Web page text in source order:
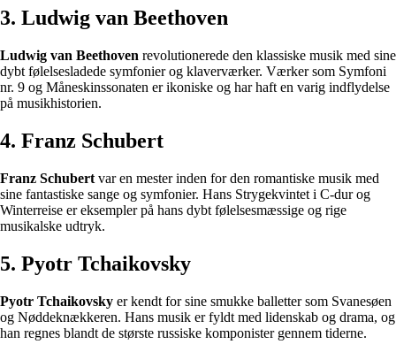
3. Ludwig van Beethoven
Ludwig van Beethoven revolutionerede den klassiske musik med sine
dybt følelsesladede symfonier og klaverværker. Værker som Symfoni
nr. 9 og Måneskinssonaten er ikoniske og har haft en varig indflydelse
på musikhistorien.
4. Franz Schubert
Franz Schubert var en mester inden for den romantiske musik med
sine fantastiske sange og symfonier. Hans Strygekvintet i C-dur og
Winterreise er eksempler på hans dybt følelsesmæssige og rige
musikalske udtryk.
5. Pyotr Tchaikovsky
Pyotr Tchaikovsky er kendt for sine smukke balletter som Svanesøen
og Nøddeknækkeren. Hans musik er fyldt med lidenskab og drama, og
han regnes blandt de største russiske komponister gennem tiderne.